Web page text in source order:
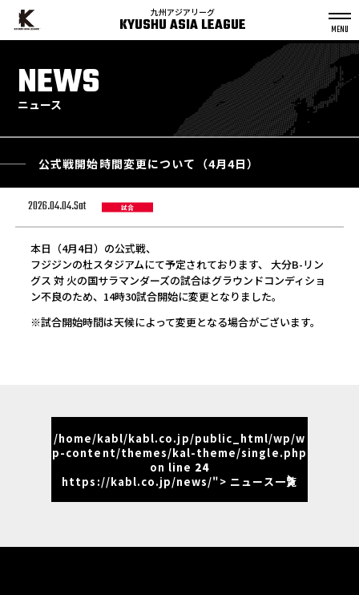
九州アジアリーグ
KYUSHU ASIA LEAGUE
NEWS
ニュース
公式戦開始時間変更について（4月4日）
2026.04.04.Sat 試合
本日（4月4日）の公式戦、
フジジンの杜スタジアムにて予定されております、 大分B-リン
グス 対 火の国サラマンダーズの試合はグラウンドコンディショ
ン不良のため、14時30試合開始に変更となりました。
※試合開始時間は天候によって変更となる場合がございます。
/home/kabl/kabl.co.jp/public_html/wp/w
p-content/themes/kal-theme/single.php
on line 24
https://kabl.co.jp/news/"> ニュース一覧